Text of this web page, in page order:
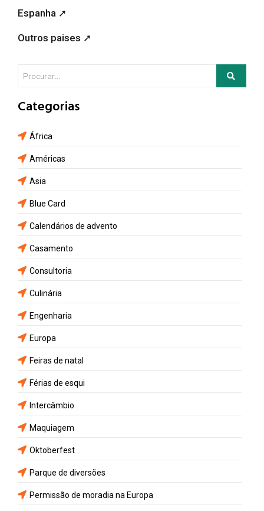
Espanha ➚
Outros paises ➚
Categorias
África
Américas
Asia
Blue Card
Calendários de advento
Casamento
Consultoria
Culinária
Engenharia
Europa
Feiras de natal
Férias de esqui
Intercâmbio
Maquiagem
Oktoberfest
Parque de diversões
Permissão de moradia na Europa